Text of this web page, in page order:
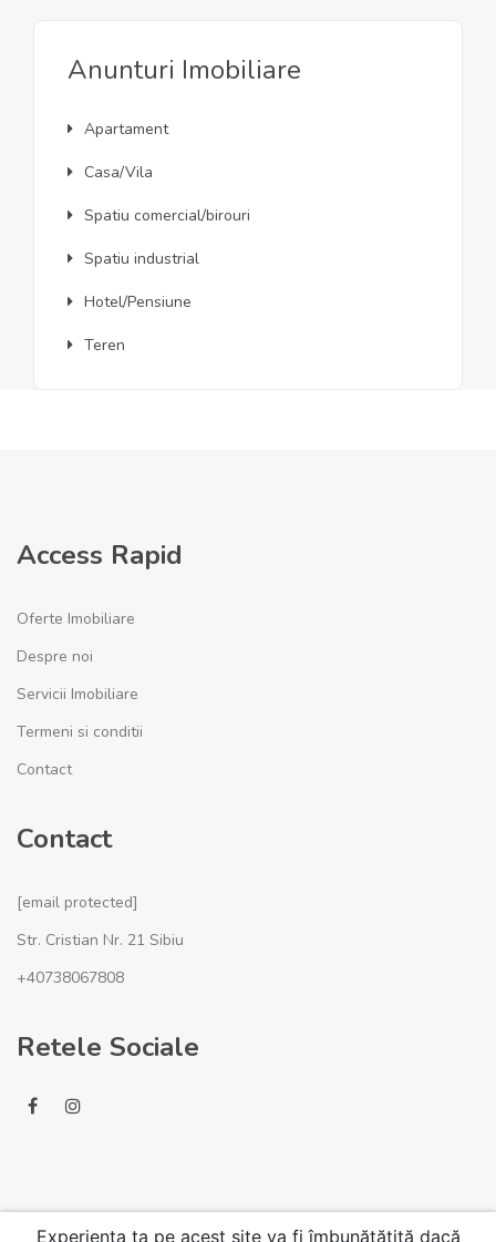
Anunturi Imobiliare
Apartament
Casa/Vila
Spatiu comercial/birouri
Spatiu industrial
Hotel/Pensiune
Teren
Experiența ta pe acest site va fi îmbunătățită dacă
Access Rapid
Oferte Imobiliare
Despre noi
Servicii Imobiliare
Termeni si conditii
Contact
Contact
[email protected]
Str. Cristian Nr. 21 Sibiu
+40738067808
Retele Sociale